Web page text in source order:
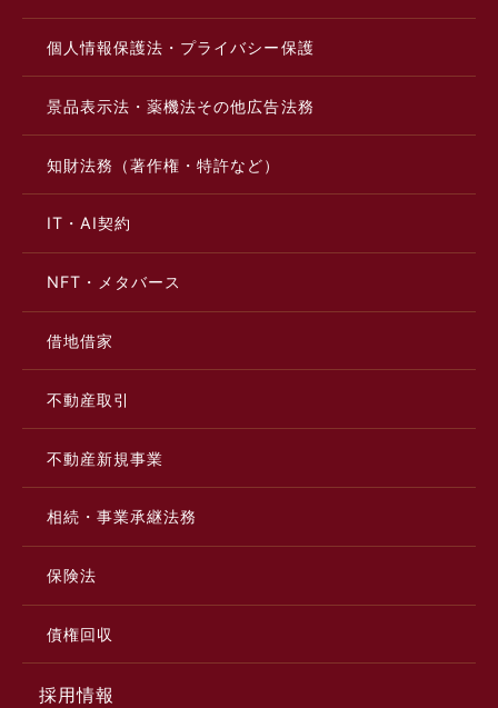
個人情報保護法・プライバシー保護
景品表示法・薬機法その他広告法務
知財法務（著作権・特許など）
IT・AI契約
NFT・メタバース
借地借家
不動産取引
不動産新規事業
相続・事業承継法務
保険法
債権回収
採用情報